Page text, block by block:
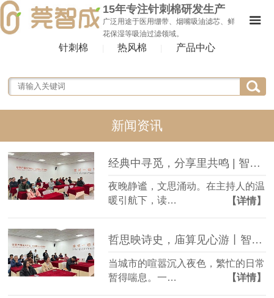
15年专注针刺棉研发生产
广泛用途于医用绷带、烟嘴吸油滤芯、鲜
花保湿等吸油过滤领域。
针刺棉 热风棉 产品中心
新闻资讯
经典中寻觅，分享里共鸣 | 智成纤维读书会第390期回顾
夜晚静谧，文思涌动。在主持人的温
暖引航下，读…
【详情】
哲思映诗史，庙算见心游丨智成纤维读书会第389期回顾
当城市的喧嚣沉入夜色，繁忙的日常
暂得喘息。一…
【详情】